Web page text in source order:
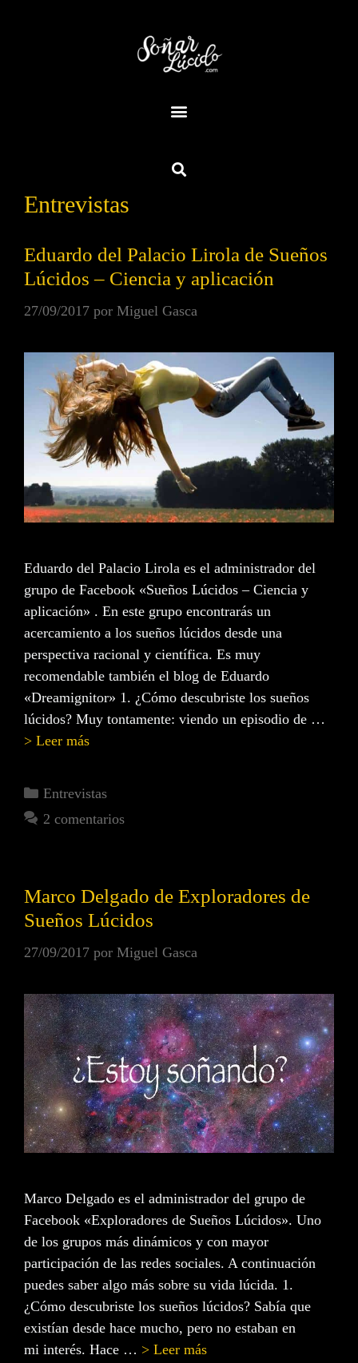
Entrevistas
Eduardo del Palacio Lirola de Sueños
Lúcidos – Ciencia y aplicación
27/09/2017 por Miguel Gasca
Eduardo del Palacio Lirola es el administrador del
grupo de Facebook «Sueños Lúcidos – Ciencia y
aplicación» . En este grupo encontrarás un
acercamiento a los sueños lúcidos desde una
perspectiva racional y científica. Es muy
recomendable también el blog de Eduardo
«Dreamignitor» 1. ¿Cómo descubriste los sueños
lúcidos? Muy tontamente: viendo un episodio de …
> Leer más
Entrevistas
2 comentarios
Marco Delgado de Exploradores de
Sueños Lúcidos
27/09/2017 por Miguel Gasca
Marco Delgado es el administrador del grupo de
Facebook «Exploradores de Sueños Lúcidos». Uno
de los grupos más dinámicos y con mayor
participación de las redes sociales. A continuación
puedes saber algo más sobre su vida lúcida. 1.
¿Cómo descubriste los sueños lúcidos? Sabía que
existían desde hace mucho, pero no estaban en
mi interés. Hace … > Leer más